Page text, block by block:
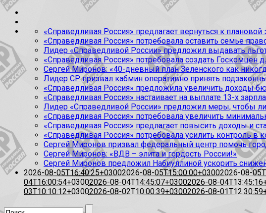
«Справедливая Россия» предлагает вернуться к плановой
«Справедливая Россия» потребовала оставить семье
Лидер «Справедливой России» предложил выдавать
«Справедливая Россия» потребовала создать Госкомцен
Сергей Миронов: «40-дневный план Зеленского как
Лидер СР призвал кабмин оперативно принять
«Справедливая Россия» предложила увеличить доходы
«Справедливая Россия» настаивает на выплате 13-х
Лидер «Справедливой России» предложил меры, чтобы
«Справедливая Россия» потребовала увеличить
«Справедливая Россия» предлагает повысить доходы и
«Справедливая Россия» потребовала усилить контроль в
Сергей Миронов призвал федеральный центр помочь
Сергей Миронов: «ВДВ – элита и гордость России!»
Сергей Миронов предложил Набиуллиной ускорить
2026-08-05T16:40:25+03002026-08-05T15:00:00+03002026-08-
04T16:00:54+03002026-08-04T14:45:07+03002026-08-
03T10:10:12+03002026-08-02T10:00:39+03002026-08-